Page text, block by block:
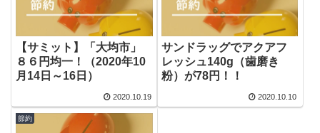
【サミット】「大均市」
８６円均一！（2020年10
月14日～16日）
2020.10.19
サンドラッグでアクアフ
レッシュ140g（歯磨き
粉）が78円！！
2020.10.10
節約